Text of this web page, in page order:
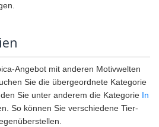
Angebot mit anderen Motivwelten
Sie die übergeordnete Kategorie
Sie unter anderem die Kategorie In
So können Sie verschiedene Tier-